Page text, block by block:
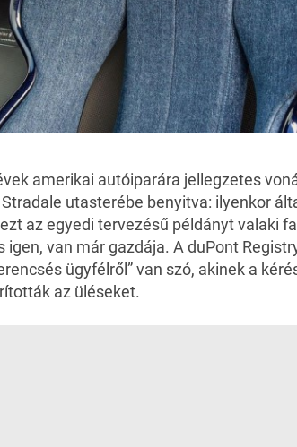
amerikai autóiparára jellegzetes
Stradale utasterébe benyitva: ilyenkor
az egyedi tervezésű példányt valaki
igen, van már gazdája. A duPont
ügyfélről” van szó, akinek a
az üléseket.